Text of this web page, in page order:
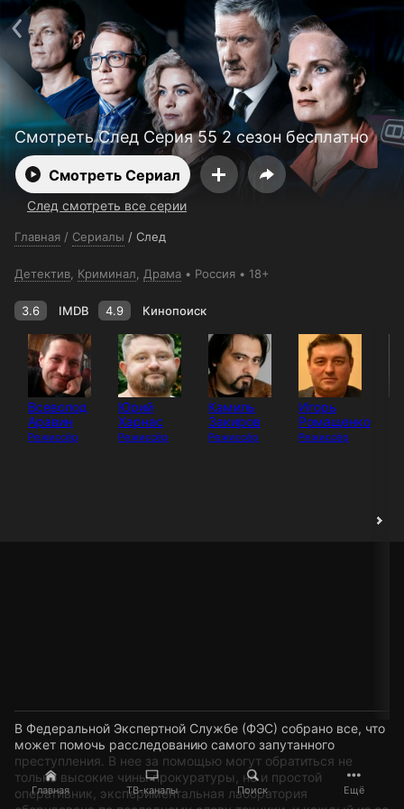
Главная ТВ-каналы Поиск Ещё
Смотреть След Серия 55 2 сезон бесплатно
Смотреть Сериал
След смотреть все серии
Главная / Сериалы / След
Детектив Криминал Драма Россия 18+
3.6 IMDB 4.9 Кинопоиск
Всеволод
Аравин
Режиссёр
Юрий
Харнас
Режиссёр
Камиль
Закиров
Режиссёр
Игорь
Ромащенко
Режиссёр
В Федеральной Экспертной Службе (ФЭС) собрано все, что
может помочь расследованию самого запутанного
преступления. В нее за помощью могут обратиться не
только высокие чины прокуратуры, но и простой
оперативник, экспериментальная лаборатория
Поддержка:support@24h.tv
О сервисе
Пользовательское соглашение
Политика конфиденциальности
Для партнёров
Открыть приложение
Ввести промокод
Установить на ТВ
Бесплатные каналы Контакты